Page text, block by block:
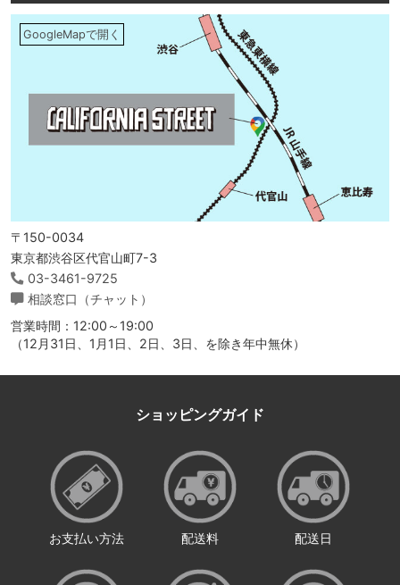
GoogleMapで開く
〒150-0034
東京都渋谷区代官山町7-3
03-3461-9725
相談窓口（チャット）
営業時間：12:00～19:00
（12月31日、1月1日、2日、3日、を除き年中無休）
ショッピングガイド
お支払い方法 配送料 配送日